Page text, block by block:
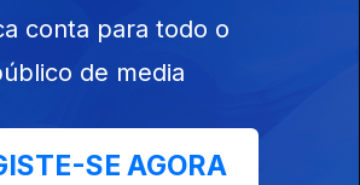
conta para todo o
de media
SE AGORA